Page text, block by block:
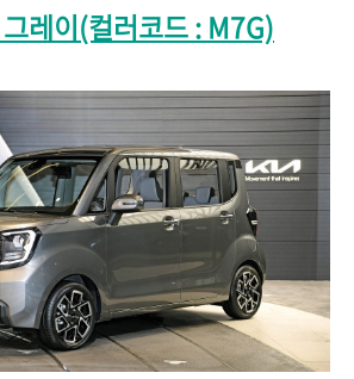
레이(컬러코드 : M7G)